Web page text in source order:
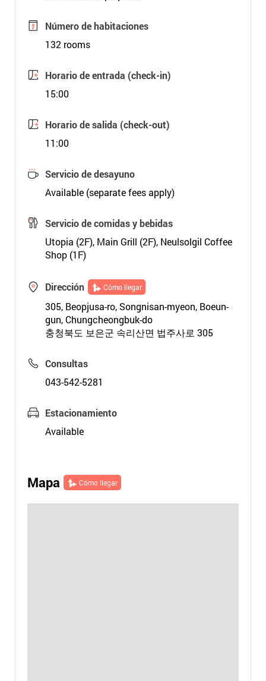
Número de habitaciones
132 rooms
Horario de entrada (check-in)
15:00
Horario de salida (check-out)
11:00
Servicio de desayuno
Available (separate fees apply)
Servicio de comidas y bebidas
Utopia (2F), Main Grill (2F), Neulsolgil Coffee
Shop (1F)
Dirección Cómo llegar
305, Beopjusa-ro, Songnisan-myeon, Boeun-
gun, Chungcheongbuk-do
충청북도 보은군 속리산면 법주사로 305
Consultas
043-542-5281
Estacionamiento
Available
Mapa Cómo llegar